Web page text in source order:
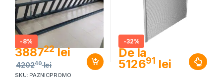
-8%
388722 lei
420240 lei
SKU: PAZNICPROMO
-32%
De la
512691 lei